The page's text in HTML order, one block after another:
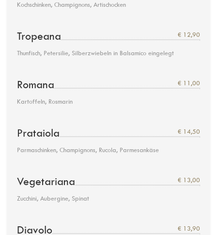
Kochschinken, Champignons, Artischocken
Tropeana € 12,90
Thunfisch, Petersilie, Silberzwiebeln in Balsamico eingelegt
Romana € 11,00
Kartoffeln, Rosmarin
Prataiola € 14,50
Parmaschinken, Champignons, Rucola, Parmesankäse
Vegetariana € 13,00
Zucchini, Aubergine, Spinat
Diavolo € 13,90